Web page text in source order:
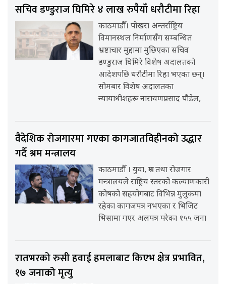
सचिव डण्डुराज घिमिरे ४ लाख रुपैयाँ धरौटीमा रिहा
काठमाडौँ। पोखरा अन्तर्राष्ट्रिय
विमानस्थल निर्माणसँग सम्बन्धित
भ्रष्टाचार मुद्दामा मुछिएका सचिव
डण्डुराज घिमिरे विशेष अदालतको
आदेशपछि धरौटीमा रिहा भएका छन्।
सोमबार विशेष अदालतका
न्यायाधीशहरू नारायणप्रसाद पौडेल,
वैदेशिक रोजगारमा गएका कागजातविहीनको उद्धार
गर्दै श्रम मन्त्रालय
काठमाडौँ । युवा, श्रम तथा रोजगार
मन्त्रालयले राष्ट्रिय स्तरको कल्याणकारी
कोषको सहयोगबाट विभिन्न मुलुकमा
रहेका कागजपत्र नभएका र भिजिट
भिसामा गएर अलपत्र परेका १५५ जना
रातभरको रुसी हवाई हमलाबाट किएभ क्षेत्र प्रभावित,
१७ जनाको मृत्यु